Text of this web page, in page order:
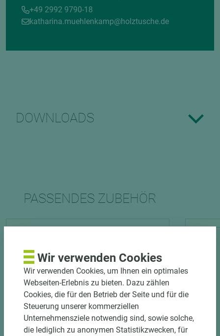
+49 2992 9790-18
katharina.muehlenkamp@holztusche.de
DOWNLOADS
PASSENDES ZUBEHÖR
2 weitere Varianten
Wir verwenden Cookies
Wir verwenden Cookies, um Ihnen ein optimales
Webseiten-Erlebnis zu bieten. Dazu zählen
Cookies, die für den Betrieb der Seite und für die
Steuerung unserer kommerziellen
Unternehmensziele notwendig sind, sowie solche,
die lediglich zu anonymen Statistikzwecken, für